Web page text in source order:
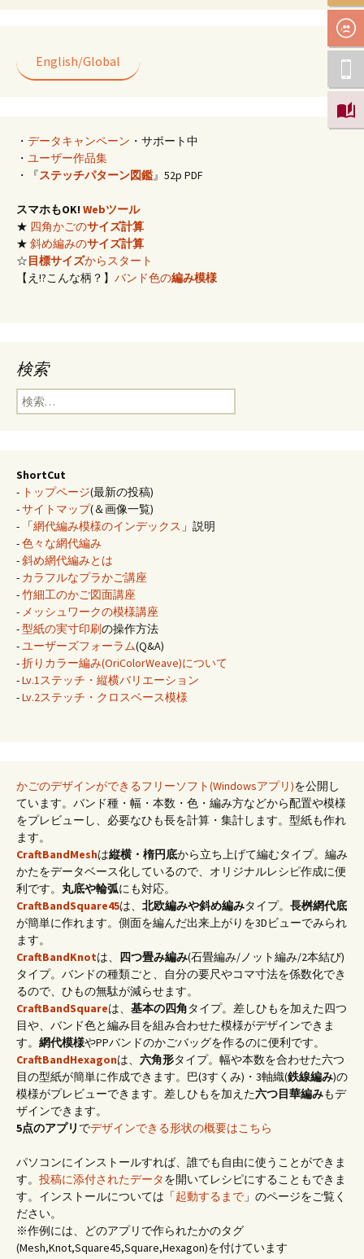
English/Global
・ データキャンペーン ・サポート中
・ ユーザー作品集
・『ステッチパターン図鑑』52p PDF
スマホもOK! Webツール
★ 四角かごのサイズ計算
★ 斜め編みのサイズ計算
☆目標サイズからスタート
【え!?こんな柄？】 バンド色の編み模様
検索
検
索:
ShortCut
- トップページ(最新の投稿)
-サイトマップ(＆画像一覧)
- 「網代編み模様のインデックス 」説明
-色々な網代編み
-斜め網代編みとは
- カラフルなプラかご講座
-竹細工のかご図面講座
- メッシュワークの模様講座
-型紙の実寸印刷の操作方法
- ユーザーズフォーラム(Q&A)
-折りカラー編み(OriColorWeave)について
-Lv.1ステッチ・縦横バリエーション
-Lv.2ステッチ・クロスベース模様
かごのデザインができるフリーソフト(Windowsアプリ)を公開し
ています。バンド種・幅・本数・色・編み方などから配置や模様
をプレビューし、必要なひも長を計算・集計します。型紙も作れ
ます。
CraftBandMeshは縦横・楕円底から立ち上げて編むタイプ。編み
かたをデータベース化しているので、オリジナルレシピ作成に便
利です。 丸底や輪弧にも対応。
CraftBandSquare45は、 北欧編みや斜め編みタイプ。 長桝網代底
が簡単に作れます。側面を編んだ出来上がりを3Dビューでみられ
ます。
CraftBandKnotは、 四つ畳み編み(石畳編み/ノット編み/2本結び)
タイプ。バンドの種類ごと、自分の要尺やコマ寸法を係数化でき
るので、ひもの無駄が減らせます。
CraftBandSquareは、 基本の四角タイプ。差しひもを加えた四つ
目や、バンド色と編み目を組み合わせた模様がデザインできま
す。 網代模様やPPバンドのかごバッグを作るのに便利です。
CraftBandHexagonは、 六角形タイプ。幅や本数を合わせた六つ
目の型紙が簡単に作成できます。巴(3すくみ)・3軸織(鉄線編み)の
模様がプレビューできます。差しひもを加えた六つ目華編みもデ
ザインできます。
5点のアプリ でデザインできる形状の概要はこちら
パソコンにインストールすれば、誰でも自由に使うことができま
す。 投稿に添付されたデータを開いてレシピにすることもできま
す。インストールについては「起動するまで 」のページをご覧く
ださい。
※作例には、どのアプリで作られたかのタグ
(Mesh,Knot,Square45,Square,Hexagon)を付けています